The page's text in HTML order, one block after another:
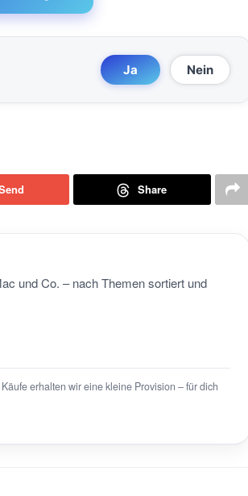
Ja Nein
Share
und Co. – nach Themen sortiert und
erhalten wir eine kleine Provision – für dich